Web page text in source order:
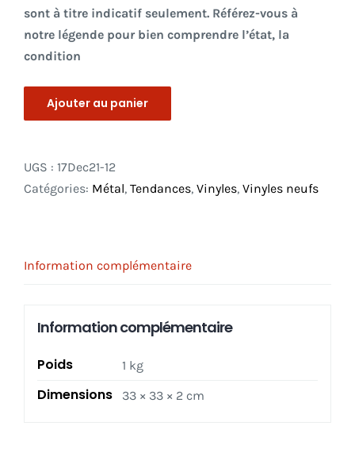
sont à titre indicatif seulement. Référez-vous à
notre légende pour bien comprendre l’état, la
condition
Ajouter au panier
UGS : 17Dec21-12
Catégories: Métal, Tendances, Vinyles, Vinyles neufs
Information complémentaire
Information complémentaire
Poids 1 kg
Dimensions 33 × 33 × 2 cm